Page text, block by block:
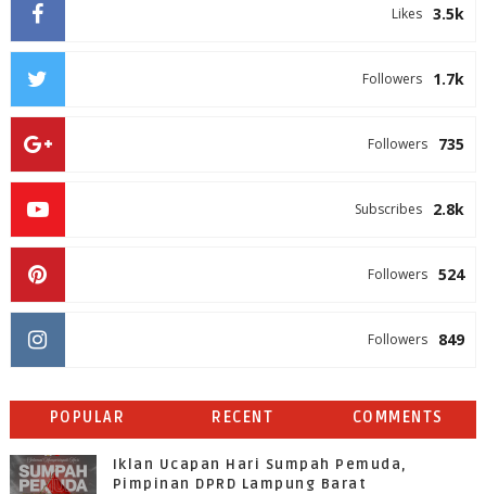
3.5k
Likes
1.7k
Followers
735
Followers
2.8k
Subscribes
524
Followers
849
Followers
POPULAR RECENT COMMENTS
Iklan Ucapan Hari Sumpah Pemuda,
Pimpinan DPRD Lampung Barat